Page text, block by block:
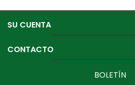
SU CUENTA
CONTACTO
BOLETÍN